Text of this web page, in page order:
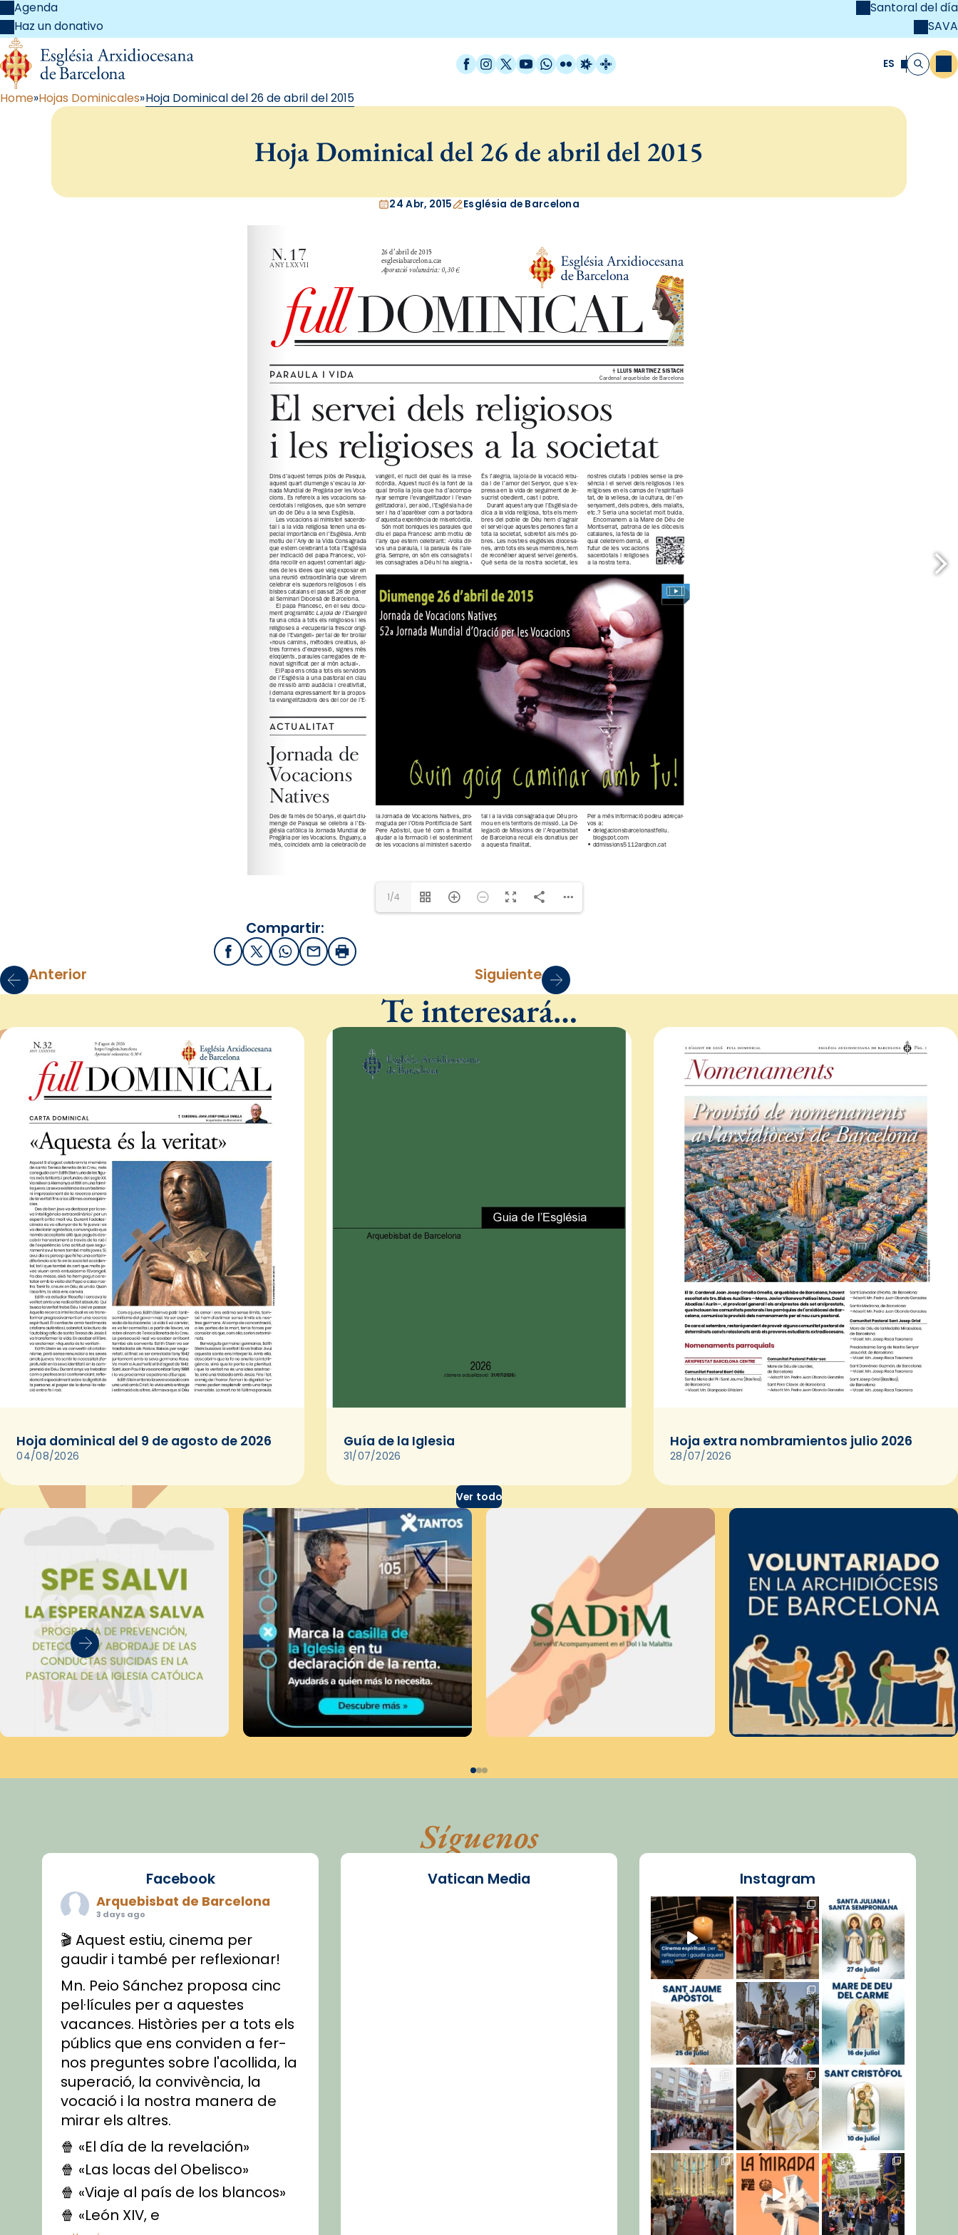
Agenda
Haz un donativo
Santoral del día
SAVA
Facebook
Instagram
X / Twitter
YouTube
WhatsApp
FlickrRadio Estel
Catalunya Cristiana ES Buscar
Home Hojas Dominicales Hoja Dominical del 26 de abril del 2015
Hoja Dominical del 26 de abril del 2015
24 Abr, 2015 Església de Barcelona
1/4
Compartir:
FacebookX / Twitter
WhatsApp
EmailImprimir
Anterior Siguiente
Te interesará…
Hoja dominical del 9 de agosto de 2026
04/08/2026
Guía de la Iglesia
31/07/2026
Hoja extra nombramientos julio 2026
28/07/2026
Ver todo
Síguenos
Facebook
Arquebisbat de Barcelona
3 days ago
🎬 Aquest estiu, cinema per
gaudir i també per reflexionar!
Mn. Peio Sánchez proposa cinc
pel·lícules per a aquestes
vacances. Històries per a tots els
públics que ens conviden a fer-
nos preguntes sobre l'acollida, la
superació, la convivència, la
vocació i la nostra manera de
mirar els altres.
🍿 «El día de la revelación»
🍿 «Las locas del Obelisco»
🍿 «Viaje al país de los blancos»
🍿 «León XIV, e
Vatican Media Instagram